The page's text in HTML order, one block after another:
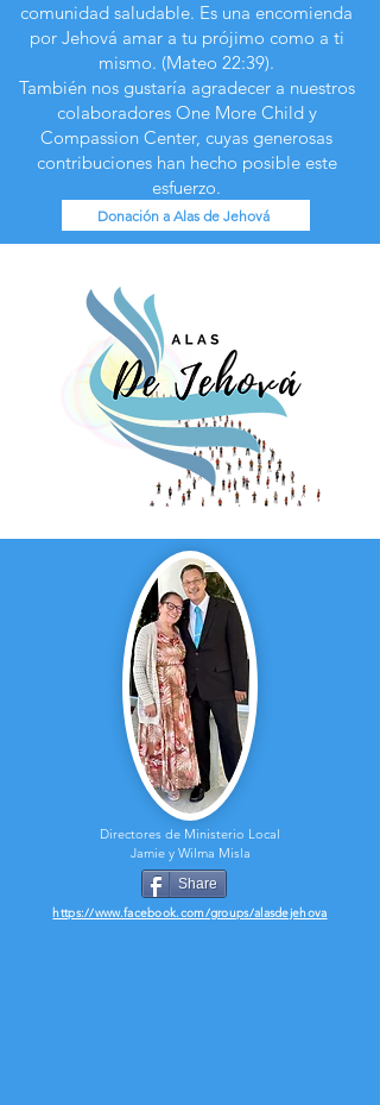
comunidad saludable. Es una encomienda
por Jehová amar a tu prójimo como a ti
mismo. (Mateo 22:39).
También nos gustaría agradecer a nuestros
colaboradores One More Child y
Compassion Center, cuyas generosas
contribuciones han hecho posible este
esfuerzo.
Donación a Alas de Jehová
Directores de Ministerio Local
Jamie y Wilma Misla
Share
https://www.facebook.com/groups/alasdejehova